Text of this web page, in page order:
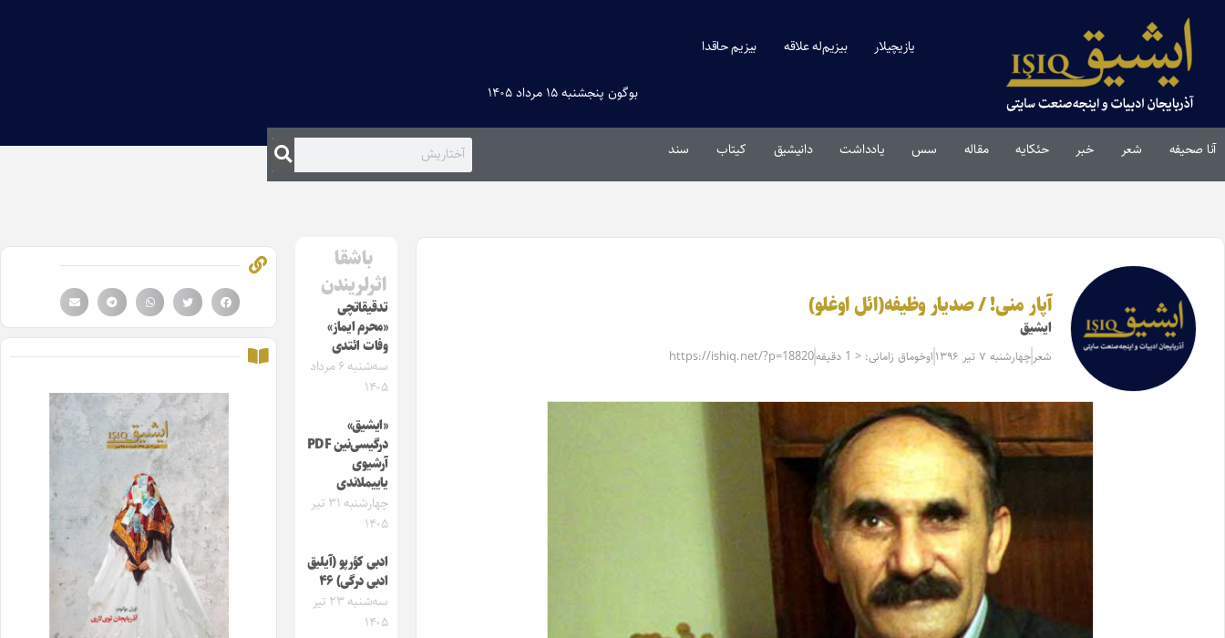
یازیچیلار بیزیم‌له علاقه بیزیم حاقدا
بوگون پنجشنبه ۱۵ مرداد ۱۴۰۵
آنا صحیفه شعر خبر حئکایه مقاله‌ سس یادداشت دانیشیق کیتاب سند
آپار منی! / صدیار وظیفه(ائل اوغلو)
ایشیق
شعر چهارشنبه ۷ تیر ۱۳۹۶ اوخوماق زامانی: < 1 دقیقه https://ishiq.net/?p=18820
باشقا
اثرلریندن
تدقیقاتچی
«محرم ایماز»
وفات ائتدی
سه‌شنبه ۶ مرداد
۱۴۰۵
«ایشیق»
درگیسی‌نین PDF
آرشیوی
یاییملاندی
چهارشنبه ۳۱ تیر
۱۴۰۵
ادبی کؤرپو (آیلیق
ادبی درگی) ۴۶
سه‌شنبه ۲۳ تیر
۱۴۰۵